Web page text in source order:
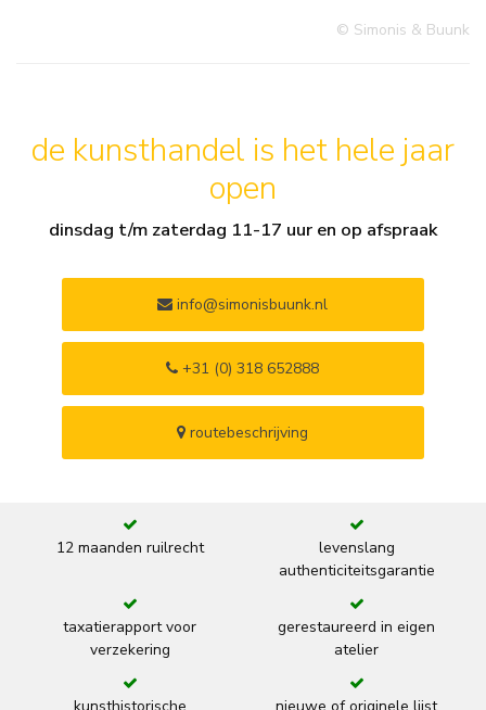
© Simonis & Buunk
de kunsthandel is het hele jaar
open
dinsdag t/m zaterdag 11-17 uur en op afspraak
info@simonisbuunk.nl
+31 (0) 318 652888
routebeschrijving
12 maanden ruilrecht
levenslang
authenticiteitsgarantie
taxatierapport voor
verzekering
gerestaureerd in eigen
atelier